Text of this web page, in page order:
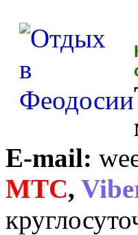
E-mail:
MTC,